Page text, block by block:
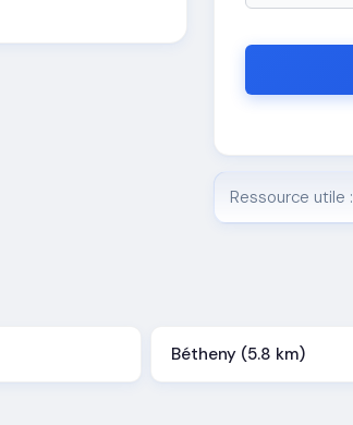
Ressource utile :
Bétheny (5.8 km)